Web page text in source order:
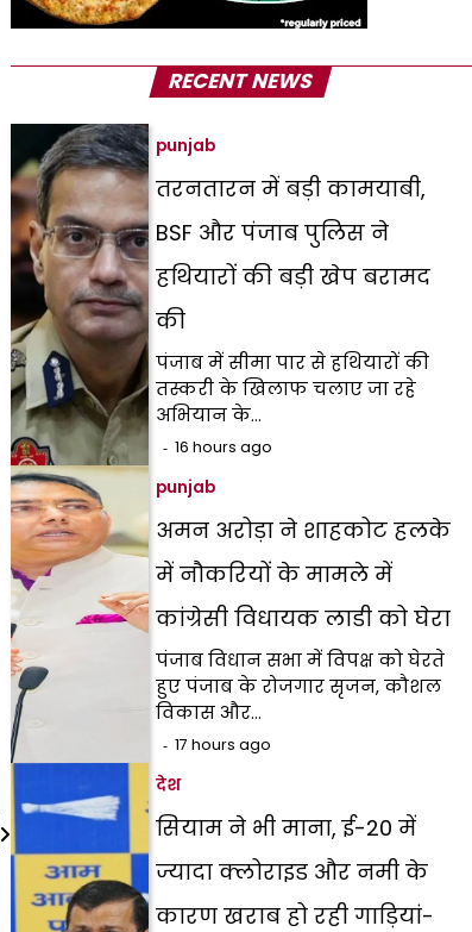
RECENT NEWS
punjab
तरनतारन में बड़ी कामयाबी,
BSF और पंजाब पुलिस ने
हथियारों की बड़ी खेप बरामद
की
पंजाब में सीमा पार से हथियारों की
तस्करी के खिलाफ चलाए जा रहे
अभियान के…
16 hours ago
punjab
अमन अरोड़ा ने शाहकोट हलके
में नौकरियों के मामले में
कांग्रेसी विधायक लाडी को घेरा
पंजाब विधान सभा में विपक्ष को घेरते
हुए पंजाब के रोजगार सृजन, कौशल
विकास और…
17 hours ago
देश
सियाम ने भी माना, ई-20 में
ज्यादा क्लोराइड और नमी के
कारण खराब हो रही गाड़ियां-